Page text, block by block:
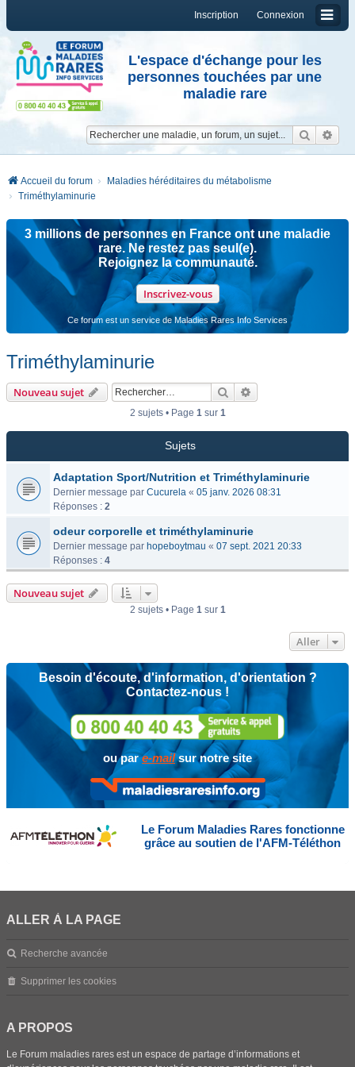
Connexion
Inscription
L'espace d'échange pour les
personnes touchées par une
maladie rare
Accueil du forum
Maladies héréditaires du métabolisme
Triméthylaminurie
3 millions de personnes en France ont une maladie
rare. Ne restez pas seul(e).
Rejoignez la communauté.
Inscrivez-vous
Ce forum est un service de Maladies Rares Info Services
Triméthylaminurie
Nouveau sujet Rechercher
2 sujets • Page 1sur 1
Sujets
Adaptation Sport/Nutrition et Triméthylaminurie
Dernier message par Cucurela « 05 janv. 2026 08:31
Réponses : 2
odeur corporelle et triméthylaminurie
Dernier message par hopeboytmau « 07 sept. 2021 20:33
Réponses : 4
Nouveau sujet
2 sujets • Page 1sur 1
Aller
Besoin d'écoute, d'information, d'orientation ?
Contactez-nous !
ou pare-mailsur notre site
Le Forum Maladies Rares fonctionne
grâce au soutien de l'AFM-Téléthon
ALLER À LA PAGE
Recherche avancée
Supprimer les cookies
A PROPOS
Le Forum maladies rares est un espace de partage d’informations et